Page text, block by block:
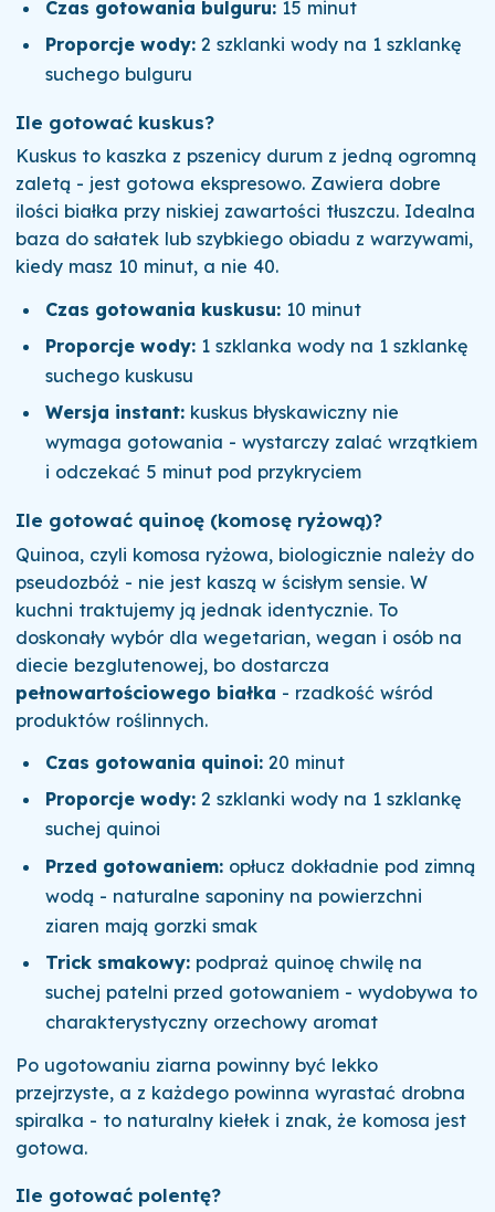
Czas gotowania bulguru: 15 minut
Proporcje wody: 2 szklanki wody na 1 szklankę
suchego bulguru
Ile gotować kuskus?
Kuskus to kaszka z pszenicy durum z jedną ogromną
zaletą - jest gotowa ekspresowo. Zawiera dobre
ilości białka przy niskiej zawartości tłuszczu. Idealna
baza do sałatek lub szybkiego obiadu z warzywami,
kiedy masz 10 minut, a nie 40.
Czas gotowania kuskusu: 10 minut
Proporcje wody: 1 szklanka wody na 1 szklankę
suchego kuskusu
Wersja instant: kuskus błyskawiczny nie
wymaga gotowania - wystarczy zalać wrzątkiem
i odczekać 5 minut pod przykryciem
Ile gotować quinoę (komosę ryżową)?
Quinoa, czyli komosa ryżowa, biologicznie należy do
pseudozbóż - nie jest kaszą w ścisłym sensie. W
kuchni traktujemy ją jednak identycznie. To
doskonały wybór dla wegetarian, wegan i osób na
diecie bezglutenowej, bo dostarcza
pełnowartościowego białka - rzadkość wśród
produktów roślinnych.
Czas gotowania quinoi: 20 minut
Proporcje wody: 2 szklanki wody na 1 szklankę
suchej quinoi
Przed gotowaniem: opłucz dokładnie pod zimną
wodą - naturalne saponiny na powierzchni
ziaren mają gorzki smak
Trick smakowy: podpraż quinoę chwilę na
suchej patelni przed gotowaniem - wydobywa to
charakterystyczny orzechowy aromat
Po ugotowaniu ziarna powinny być lekko
przejrzyste, a z każdego powinna wyrastać drobna
spiralka - to naturalny kiełek i znak, że komosa jest
gotowa.
Ile gotować polentę?